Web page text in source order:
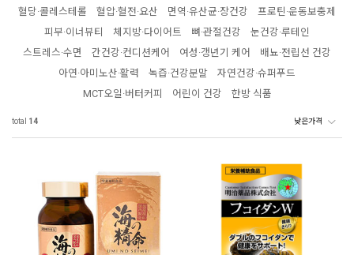
혈당·콜레스테롤
혈압·혈전·요산 면역·유산균·장건강
프로틴·운동보충제
피부·이너뷰티
체지방·다이어트 뼈·관절건강
눈건강·루테인
스트레스·수면
간건강·컨디션케어 여성·갱년기 케어
배뇨·전립선 건강
아연·아미노산·활력
녹즙·건강분말
자연건강·슈퍼푸드
MCT오일·버터커피
어린이 건강 한방 식품
total 14